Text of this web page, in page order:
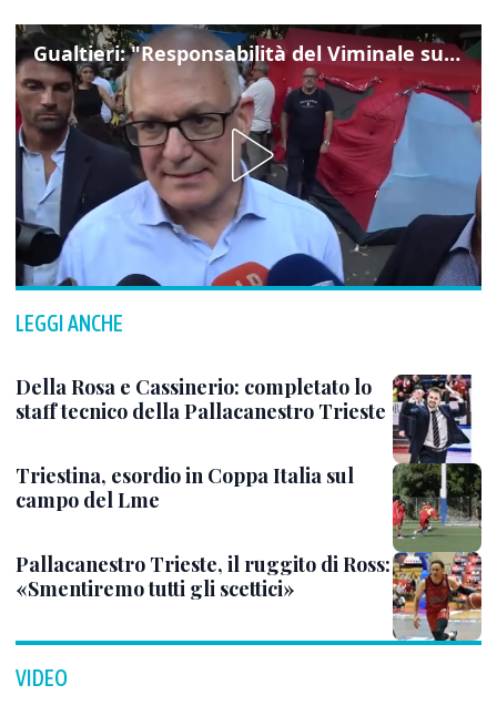
Gualtieri: "Responsabilità del Viminale su Spin Time? La posizione dei partiti è nota"
LEGGI ANCHE
Della Rosa e Cassinerio: completato lo
staff tecnico della Pallacanestro Trieste
Triestina, esordio in Coppa Italia sul
campo del Lme
Pallacanestro Trieste, il ruggito di Ross:
«Smentiremo tutti gli scettici»
VIDEO